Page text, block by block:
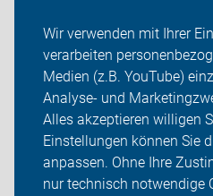
Wir verwenden mit Ihrer
verarbeiten
Medien (z.B. YouTube)
Analyse- und
Alles akzeptieren willigen
Einstellungen können Sie
anpassen. Ohne Ihre
nur technisch notwendige
ADFC Verden
Sei dabei
Presse
Login